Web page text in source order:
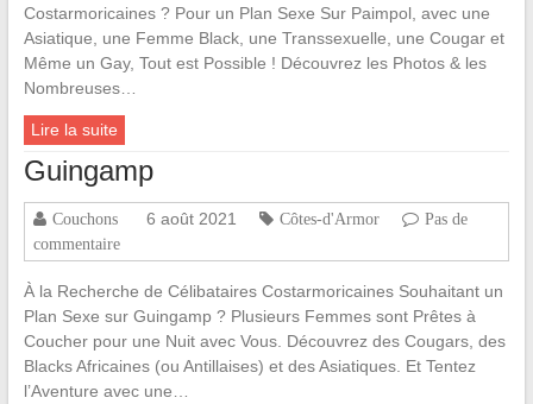
Costarmoricaines ? Pour un Plan Sexe Sur Paimpol, avec une
Asiatique, une Femme Black, une Transsexuelle, une Cougar et
Même un Gay, Tout est Possible ! Découvrez les Photos & les
Nombreuses…
Lire la suite
Guingamp
Couchons 6 août 2021 Côtes-d'Armor
Pas de
commentaire
À la Recherche de Célibataires Costarmoricaines Souhaitant un
Plan Sexe sur Guingamp ? Plusieurs Femmes sont Prêtes à
Coucher pour une Nuit avec Vous. Découvrez des Cougars, des
Blacks Africaines (ou Antillaises) et des Asiatiques. Et Tentez
l’Aventure avec une…